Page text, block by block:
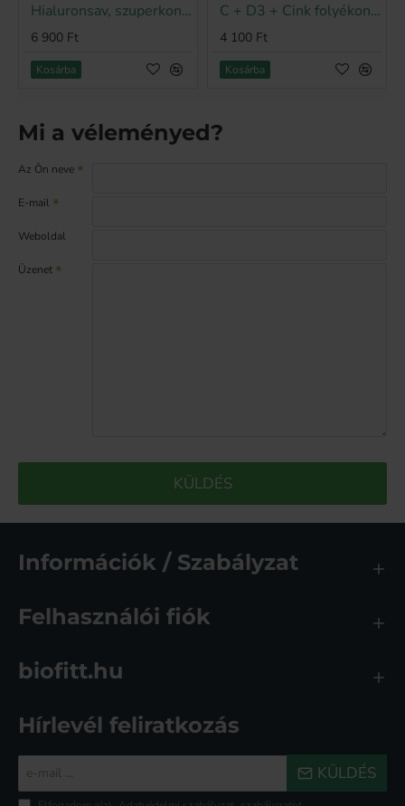
BestsellerHialuronsav, szuperkoncentrált folyadék 100 mg/adag, 500 ml
6 900 Ft
Kosárba
C + D3 + Cink folyékony vitamin koncentrátum, 500 ml
4 100 Ft
Kosárba
Mi a véleményed?
Az Ön neve
E-mail
Weboldal
Üzenet
KÜLDÉS
Információk / Szabályzat
Felhasználói fiók
biofitt.hu
Hírlevél feliratkozás
mail
...
KÜLDÉS